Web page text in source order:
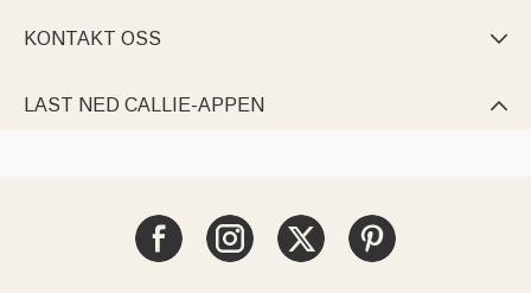
KONTAKT OSS 
LAST NED CALLIE-APPEN 